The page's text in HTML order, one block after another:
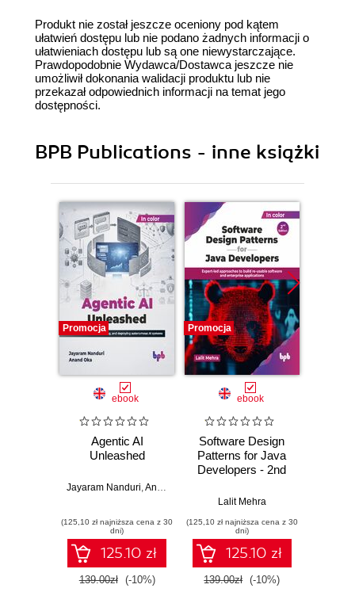
Produkt nie został jeszcze oceniony pod kątem
ułatwień dostępu lub nie podano żadnych informacji o
ułatwieniach dostępu lub są one niewystarczające.
Prawdopodobnie Wydawca/Dostawca jeszcze nie
umożliwił dokonania walidacji produktu lub nie
przekazał odpowiednich informacji na temat jego
dostępności.
BPB Publications - inne książki
Promocja
ebook
Agentic AI
Unleashed
Jayaram Nanduri Anand Oka
(125,10 zł najniższa cena z 30
dni)
125.10 zł
139.00zł (-10%)
Promocja
ebook
Software Design
Patterns for Java
Developers - 2nd
Lalit Mehra
(125,10 zł najniższa cena z 30
dni)
125.10 zł
139.00zł (-10%)